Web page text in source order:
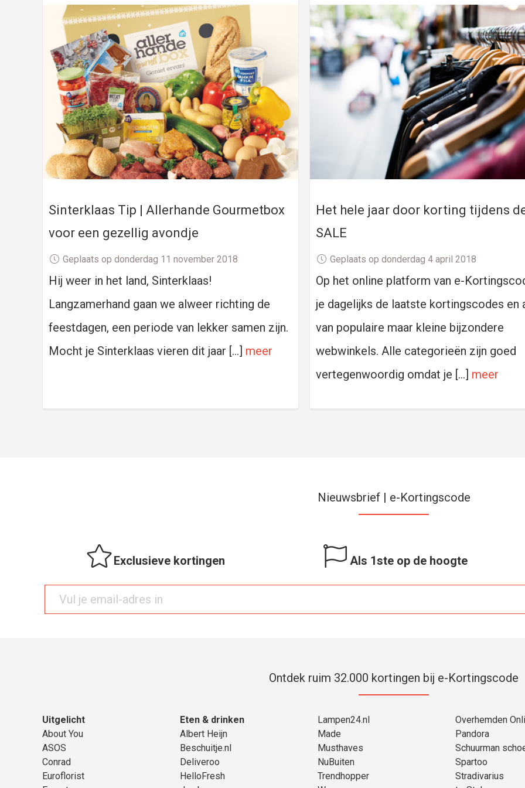
Sinterklaas Tip | Allerhande Gourmetbox
voor een gezellig avondje
Geplaats op donderdag 11 november 2018
Hij weer in het land, Sinterklaas!
Langzamerhand gaan we alweer richting de
feestdagen, een periode van lekker samen zijn.
Mocht je Sinterklaas vieren dit jaar […] meer
Het hele jaar door korting tijdens
SALE
Geplaats op donderdag 4 april 2018
Op het online platform van e-
je dagelijks de laatste kortingscodes en
van populaire maar kleine bijzondere
webwinkels. Alle categorieën zijn goed
vertegenwoordig omdat je […] meer
Nieuwsbrief | e-Kortingscode
Exclusieve kortingen Als 1ste op de hoogte
Ontdek ruim 32.000 kortingen bij e-Kortingscode
Uitgelicht
About You
ASOS
Conrad
Euroflorist
Eten & drinken
Albert Heijn
Beschuitje.nl
Deliveroo
HelloFresh
Lampen24.nl
Made
Musthaves
NuBuiten
Trendhopper
Overhemden
Pandora
Schuurman
Spartoo
Stradivarius